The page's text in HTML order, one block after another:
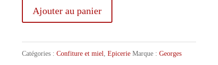
quantité
de
Bruck
Confit
Ajouter au panier
Catégories : Confiture et miel, Epicerie Marque : Georges